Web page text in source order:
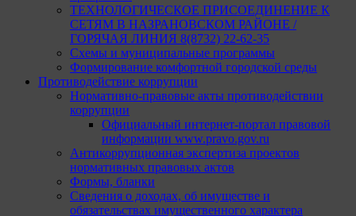
ТЕХНОЛОГИЧЕСКОЕ ПРИСОЕДИНЕНИЕ К
СЕТЯМ В НАЗРАНОВСКОМ РАЙОНЕ /
ГОРЯЧАЯ ЛИНИЯ 8(8732) 22-62-35
Схемы и муниципальные программы
Формирование комфортной городской среды
Противодействие коррупции
Нормативно-правовые акты противодействии
коррупции
Официальный интернет-портал правовой
информации www.pravo.gov.ru
Антикоррупционная экспертиза проектов
нормативных правовых актов
Формы, бланки
Сведения о доходах, об имуществе и
обязательствах имущественного характера